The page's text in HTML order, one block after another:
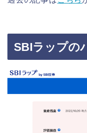
SBIラップの